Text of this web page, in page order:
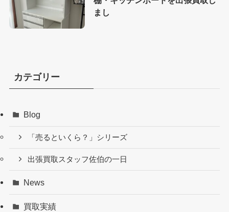
まし
カテゴリー
Blog
「売るといくら？」シリーズ
出張買取スタッフ佐伯の一日
News
買取実績